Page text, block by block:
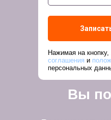
Вы
Нажимая на
соглашения и
персональных